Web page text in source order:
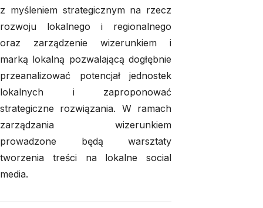
z myśleniem strategicznym na rzecz
rozwoju lokalnego i regionalnego
oraz zarządzenie wizerunkiem i
marką lokalną pozwalającą dogłębnie
przeanalizować potencjał jednostek
lokalnych i zaproponować
strategiczne rozwiązania. W ramach
zarządzania wizerunkiem
prowadzone będą warsztaty
tworzenia treści na lokalne social
media.